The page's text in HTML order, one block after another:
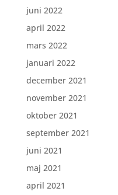
juni 2022
april 2022
mars 2022
januari 2022
december 2021
november 2021
oktober 2021
september 2021
juni 2021
maj 2021
april 2021